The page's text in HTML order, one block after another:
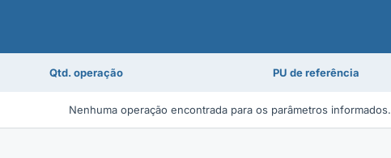
Qtd. operação PU de referência
Nenhuma operação encontrada para os parâmetros informados.